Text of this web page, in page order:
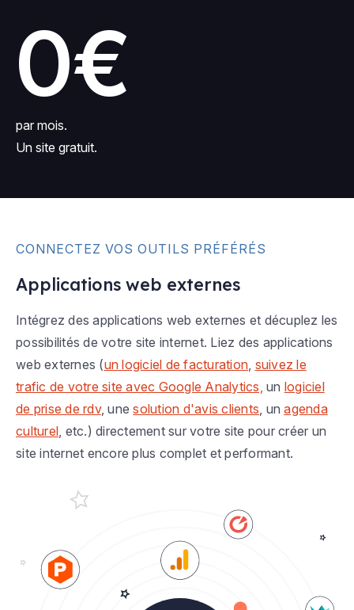
0€
par mois.
Un site gratuit.
CONNECTEZ VOS OUTILS PRÉFÉRÉS
Applications web externes
Intégrez des applications web externes et décuplez les
possibilités de votre site internet. Liez des applications
web externes (un logiciel de facturation, suivez le
trafic de votre site avec Google Analytics, un logiciel
de prise de rdv, unesolution d'avis clients, unagenda
culturel, etc.) directement sur votre site pour créer un
site internet encore plus complet et performant.